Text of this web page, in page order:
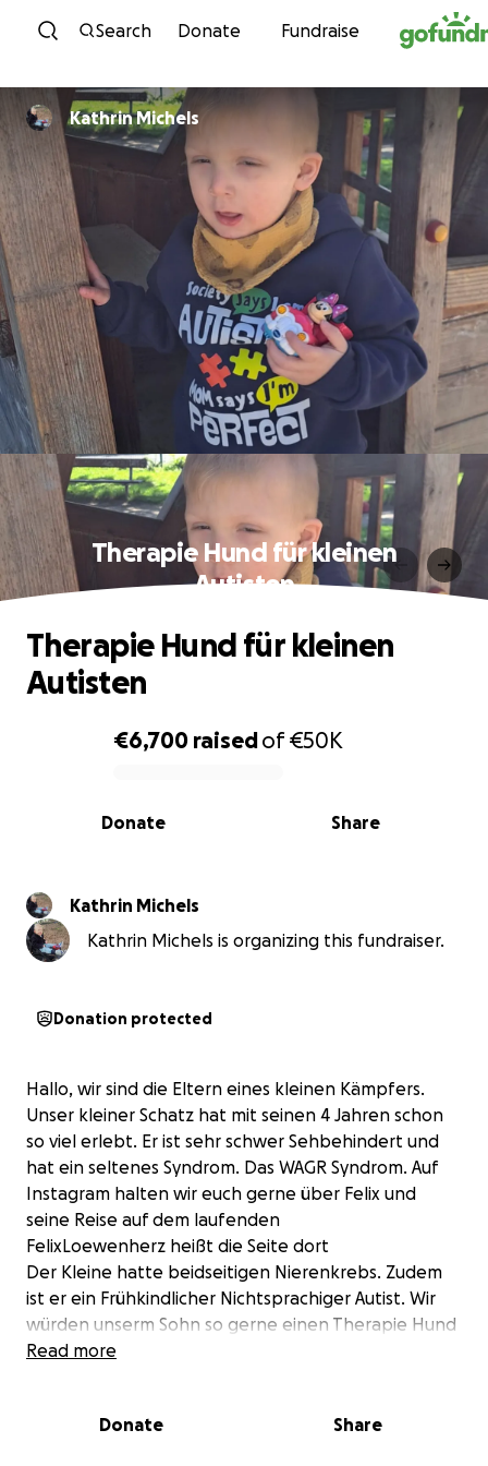
Skip to content
Search Donate Fundraise
Kathrin Michels
Therapie Hund für kleinen
Autisten
0% complete
€6,700 raisedof€50K
Share
Donate
Therapie Hund für kleinen
Autisten
Kathrin Michels
Kathrin Michels is organizing this fundraiser.
Donation protected
Hallo, wir sind die Eltern eines kleinen Kämpfers.
Unser kleiner Schatz hat mit seinen 4 Jahren schon
so viel erlebt. Er ist sehr schwer Sehbehindert und
hat ein seltenes Syndrom. Das WAGR Syndrom. Auf
Instagram halten wir euch gerne über Felix und
seine Reise auf dem laufenden
FelixLoewenherz heißt die Seite dort
Der Kleine hatte beidseitigen Nierenkrebs. Zudem
ist er ein Frühkindlicher Nichtsprachiger Autist. Wir
würden unserm Sohn so gerne einen Therapie Hund
zur Seite stellen. Gerade nach dem in der letzten
Read more
Donate Share